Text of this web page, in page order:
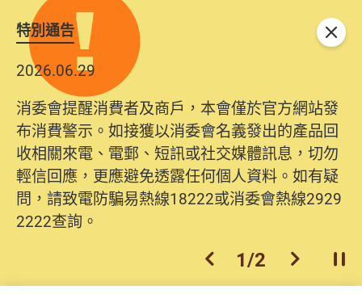
特別通告
2026.06.29
消委會提醒消費者及商戶，本會僅於官方網站發
布消費警示。如接獲以消委會名義發出的產品回
收相關來電、電郵、短訊或社交媒體訊息，切勿
輕信回應，更應避免透露任何個人資料。如有疑
問，請致電防騙易熱線18222或消委會熱線2929
2222查詢。
上一個
1/2 下一個開
關閉